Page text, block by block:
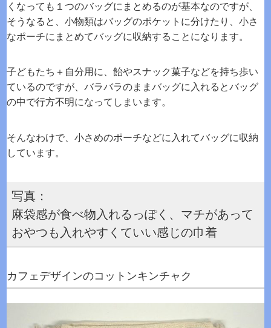
くなっても１つのバッグにまとめるのが基本なのですが、
そうなると、小物類はバッグのポケットに分けたり、小さ
なポーチにまとめてバッグに収納することになります。
子どもたち＋自分用に、飴やスナック菓子などを持ち歩い
ているのですが、バラバラのままバッグに入れるとバッグ
の中で行方不明になってしまいます。
そんなわけで、小さめのポーチなどに入れてバッグに収納
しています。
写真：
麻袋感が食べ物入れるっぽく、マチがあって
おやつも入れやすくていい感じの巾着
カフェデザインのコットンキンチャク